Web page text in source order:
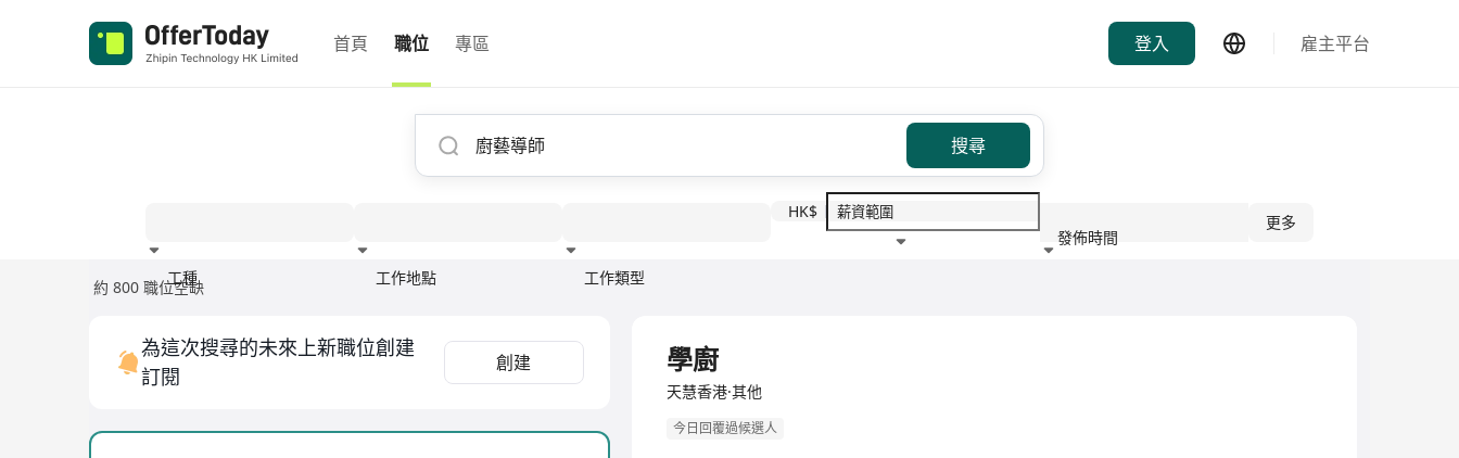
首頁 職位 專區 登入 雇主平台
搜尋
工種 工作地點 工作類型
HK$
發佈時間
更多
約 800 職位空缺
為這次搜尋的未來上新職位創建
訂閱
創建 學廚
天慧香港·其他
今日回覆過候選人